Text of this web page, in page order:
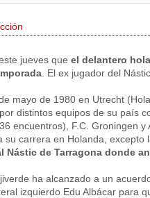
jueves que el delantero
. El ex jugador del
mayo de 1980 en Utrecht
distintos equipos de su país
encuentros), F.C. Groningen
su carrera en Holanda,
Nástic de Tarragona donde
ha alcanzado a un
izquierdo Edu Albácar para